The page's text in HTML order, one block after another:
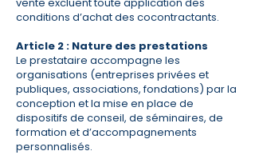
conditions d’achat des cocontractants.
Article 2 : Nature des prestations
Le prestataire accompagne les
organisations (entreprises privées et
publiques, associations, fondations) par la
conception et la mise en place de
dispositifs de conseil, de séminaires, de
formation et d’accompagnements
personnalisés.